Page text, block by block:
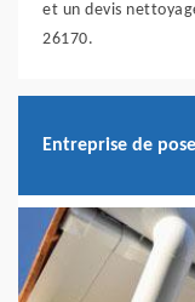
et un devis
26170.
Entreprise de